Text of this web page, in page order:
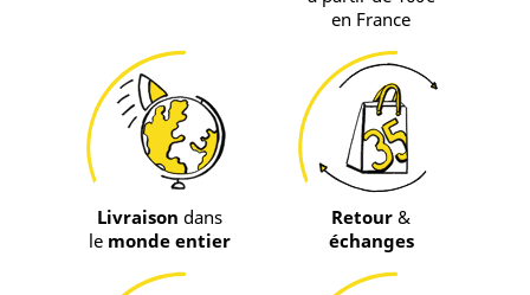
en France
Livraison dans
lemonde entier
Retour &
échanges